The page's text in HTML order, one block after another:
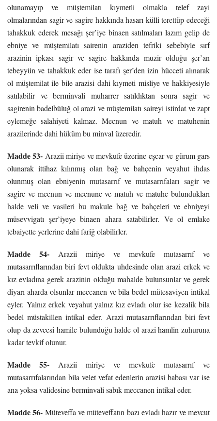
olunamayıp ve müştemilatı kıymetli olmakla telef zayi
olmalarından sagir ve sagire hakkında hasarı külli terettüp edeceği
tahakkuk ederek mesağı şer’iye binaen satılmaları lazım gelip de
ebniye ve müştemilatı sairenin araziden tefriki sebebiyle sırf
arazinin ipkası sagir ve sagire hakkında muzir olduğu şer’an
tebeyyün ve tahakkuk eder ise tarafı şer’den izin hücceti alınarak
ol müştemilat ile bile arazisi dahi kıymeti misliye ve hakkiyesiyle
satılabilir ve berminvali muharrer satıldıktan sonra sagir ve
sagirenin badelbüluğ ol arazi ve müştemilatı saireyi istirdat ve zapt
eylemeğe salahiyeti kalmaz. Mecnun ve matuh ve matuhenin
arazilerinde dahi hüküm bu minval üzeredir.
Madde 53- Arazii miriye ve mevkufe üzerine eşcar ve gürum gars
olunarak ittihaz kılınmış olan bağ ve bahçenin veyahut ihdas
olunmuş olan ebniyenin mutasarrıf ve mutasarrıfaları sagir ve
sagire ve mecnun ve mecnune ve matuh ve matuhe bulundukları
halde veli ve vasileri bu makule bağ ve bahçeleri ve ebniyeyi
müsevvigatı şer’iyeye binaen ahara satabilirler. Ve ol emlake
tebaiyette yerlerine dahi fariğ olabilirler.
Madde 54- Arazii miriye ve mevkufe mutasarrıf ve
mutasarrıflarından biri fevt oldukta uhdesinde olan arazi erkek ve
kız evladına gerek arazinin olduğu mahalde bulunsunlar ve gerek
diyarı aharda olsunlar meccanen ve bila bedel mütesaviyen intikal
eyler. Yalnız erkek veyahut yalnız kız evladı olur ise kezalik bila
bedel müstakillen intikal eder. Arazi mutasarrıflarından biri fevt
olup da zevcesi hamile bulunduğu halde ol arazi hamlin zuhuruna
kadar tevkif olunur.
Madde 55- Arazii miriye ve mevkufe mutasarrıf ve
mutasarrıfalarından bila velet vefat edenlerin arazisi babası var ise
ana yoksa validesine berminvali sabık meccanen intikal eder.
Madde 56- Müteveffa ve müteveffatın bazı evladı hazır ve mevcut